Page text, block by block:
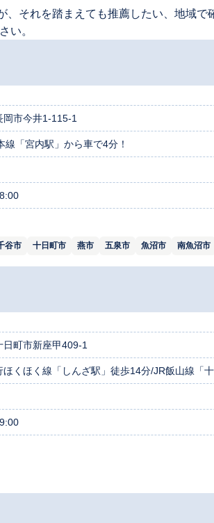
それを踏まえても推薦したい、地域で
い。
岡市今井1-115-1
線「宮内駅」から車で4分！
谷市 十日町市 燕市 五泉市 魚沼市 南魚沼市
日町市新座甲409-1
ほくほく線「しんざ駅」徒歩14分/JR飯山線「十